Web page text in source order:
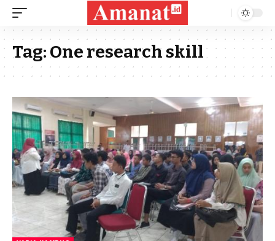
Tag:One research skill